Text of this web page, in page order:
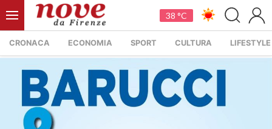
38 °C
CRONACA ECONOMIA SPORT CULTURA LIFESTYLE